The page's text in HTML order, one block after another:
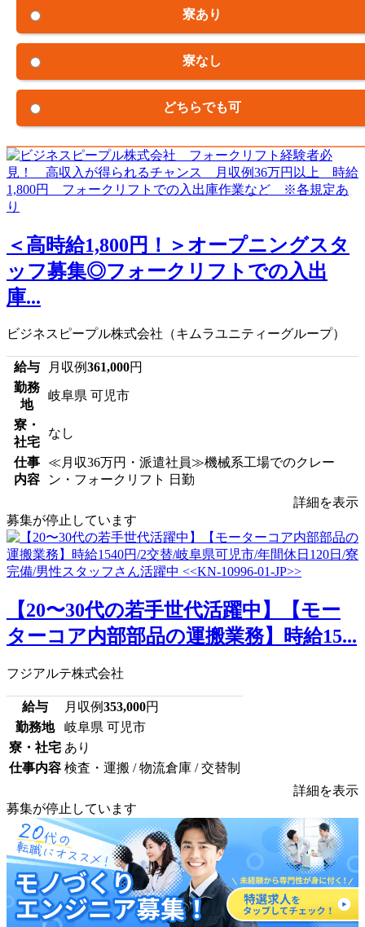
寮あり
寮なし
どちらでも可
＜高時給1,800円！＞オープニングスタ
ッフ募集◎フォークリフトでの入出
庫...
ビジネスピープル株式会社（キムラユニティーグループ）
給与 月収例361,000円
勤務
地
岐阜県 可児市
寮・
社宅
なし
仕事
内容
≪月収36万円・派遣社員≫機械系工場でのクレー
ン・フォークリフト 日勤
詳細を表示
募集が停止しています
【20〜30代の若手世代活躍中】【モー
ターコア内部部品の運搬業務】時給15...
フジアルテ株式会社
給与 月収例353,000円
勤務地
岐阜県 可児市
寮・社宅 あり
仕事内容 検査・運搬 / 物流倉庫 / 交替制
詳細を表示
募集が停止しています